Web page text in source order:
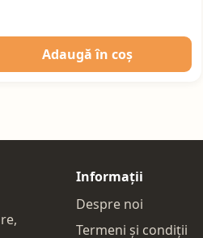
Adaugă în coș
Informații
Despre noi
Termeni și condiții